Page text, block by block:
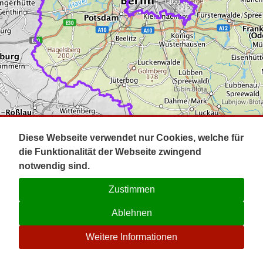
Impressum
Kontakt
☉
Diese Webseite verwendet nur Cookies, welche für
die Funktionalität der Webseite zwingend
notwendig sind.
Zustimmen
Ablehnen
Weitere Informationen